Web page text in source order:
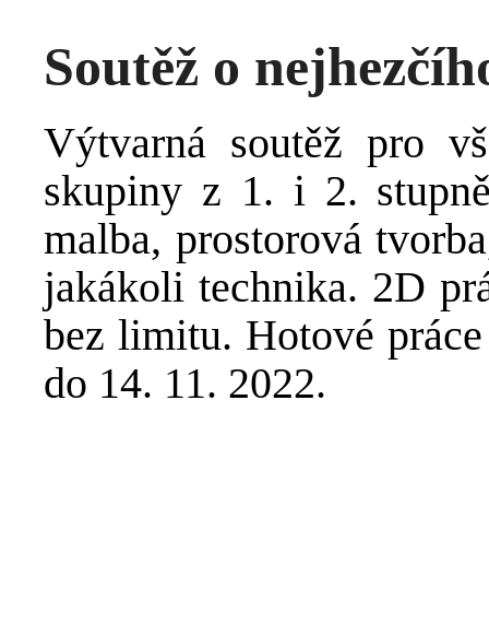
Soutěž o
Výtvarná soutěž pro
skupiny z 1. i 2.
malba, prostorová
jakákoli technika. 2D
bez limitu. Hotové
do 14. 11. 2022.